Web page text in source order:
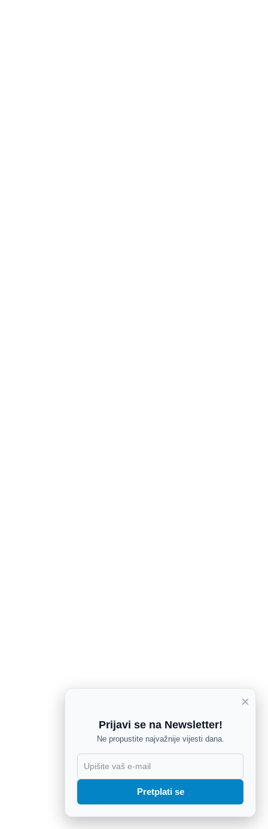
×
Prijavi se na Newsletter!
Ne propustite najvažnije vijesti dana.
Pretplati se